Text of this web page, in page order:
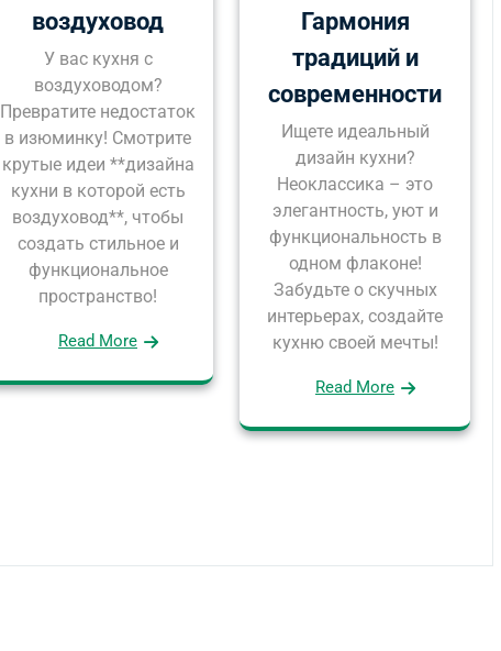
воздуховод
У вас кухня с
воздуховодом?
Превратите недостаток
в изюминку! Смотрите
крутые идеи **дизайна
кухни в которой есть
воздуховод**, чтобы
создать стильное и
функциональное
пространство!
Read More
Гармония
традиций и
современности
Ищете идеальный
дизайн кухни?
Неоклассика – это
элегантность, уют и
функциональность в
одном флаконе!
Забудьте о скучных
интерьерах, создайте
кухню своей мечты!
Read More